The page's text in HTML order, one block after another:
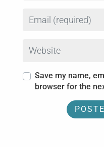
Save my name,
browser for the